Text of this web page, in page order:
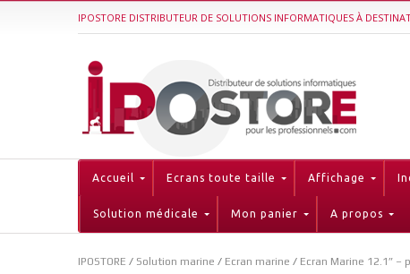
IPOSTORE DISTRIBUTEUR DE SOLUTIONS INFORMATIQUES À
Accueil Ecrans toute taille Affichage
Solution médicale Mon panier A propos
IPOSTORE / Solution marine / Ecran marine / Ecran Marine 12.1” –